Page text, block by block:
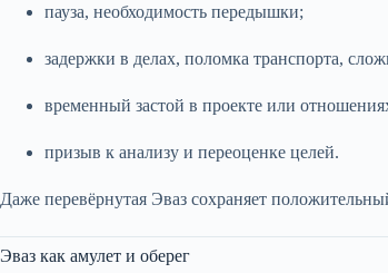
пауза, необходимость передышки;
задержки в делах, поломка транспорта,
временный застой в проекте или
призыв к анализу и переоценке целей.
Даже перевёрнутая Эваз сохраняет
Эваз как амулет и оберег